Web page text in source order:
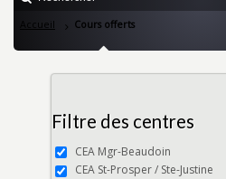
Accueil Cours offerts
Filtre des centres
CEA Mgr-Beaudoin
CEA St-Prosper / Ste-Justine